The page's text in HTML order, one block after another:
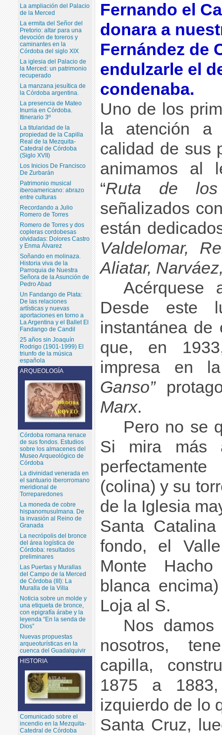
Fernando el
donara a
Fernández de
endulzarle el
condenaba.
Uno de los
la atención
calidad de sus
animamos al
“Ruta de
señalizados
están
Valdelomar,
Aliatar,
Acérquese
Desde este
instantánea de
que, en
impresa en
Ganso”
Marx.
Pero no se
Si mira más
(colina) y su
de la Iglesia
Santa
fondo, el
Monte
blanca
Loja al S.
Nos
nosotros,
capilla,
1875 a
izquierdo de lo
Santa Cruz,
ARQUEOLOGÍA
Córdoba romana renace
de sus fondos. Estudios
sobre los almacenes del
Museo Arqueológico de
Córdoba
La divinidad venerada en
el santuario iberorromano
meridional de
Torreparedones
La moneda de cobre
hispanomusulmana. De
la invasión al Reino de
Granada
La necrópolis del bronce
del área logística de
Córdoba: resultados
preliminares
Las Puertas y Murallas
del Campo de la Merced
de Córdoba (III): La
Muralla de la Villa
Noticia sobre un molde y
una etiqueta de bronce,
con epigrafía árabe y la
leyenda “En la senda de
Dios”
Nuevas propuestas
arqueoturísticas en la
cuenca del Guadalquivir
La ampliación del Palacio
de la Merced
La ermita del Señor del
Pretorio: altar para una
devoción de toreros y
caminantes en la
Córdoba del siglo XIX
La iglesia del Palacio de
la Merced: un patrimonio
recuperado
La manzana jesuítica de
la Córdoba argentina.
La presencia de Mateo
Inurria en Córdoba.
Itinerario 3º
La titularidad de la
propiedad de la Capilla
Real de la Mezquita-
Catedral de Córdoba
(Siglo XVII)
Los Inicios De Francisco
De Zurbarán
Patrimonio musical
iberoamericano: abrazo
entre culturas
Recordando a Julio
Romero de Torres
Romero de Torres y dos
copleras cordobesas
olvidadas: Dolores Castro
y Enma Álvarez
Soñando en molinaza.
Historia viva de la
Parroquia de Nuestra
Señora de la Asunción de
Pedro Abad
Un Fandango de Plata:
De las relaciones
artísticas y nuevas
aportaciones en torno a
La Argentina y el Ballet El
Fandango de Candil
25 años sin Joaquín
Rodrigo (1901-1999) El
triunfo de la música
española
HISTORIA
Comunicado sobre el
incendio en la Mezquita-
Catedral de Córdoba